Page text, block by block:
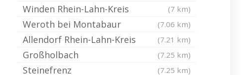
Winden Rhein-Lahn-Kreis (7 km)
Weroth bei Montabaur (7.06 km)
Allendorf Rhein-Lahn-Kreis (7.21 km)
Großholbach (7.25 km)
Steinefrenz (7.25 km)